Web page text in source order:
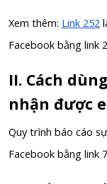
Xem thêm: Link 252
Facebook bằng link
II. Cách
nhận được
Quy trình báo cáo
Facebook bằng link